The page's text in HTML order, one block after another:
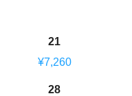
21
¥7,260
28